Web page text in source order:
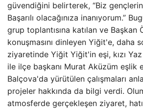
güvendiğini belirterek, “Biz gençlerin
Başarılı olacağınıza inanıyorum.”
grup toplantısına katılan ve Başkan
konuşmasını dinleyen Yiğit'e, daha
ziyaretinde Yiğit Yiğit'in eşi, kızı
ile ilçe başkanı Murat Aküzüm eşlik
Balçova'da yürütülen çalışmaları
projeler hakkında da bilgi verdi.
atmosferde gerçekleşen ziyaret,